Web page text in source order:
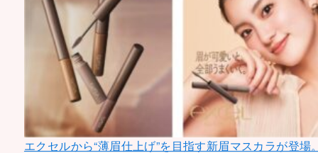
エクセルから“薄眉仕上げ”を目指す新眉マスカラが登場